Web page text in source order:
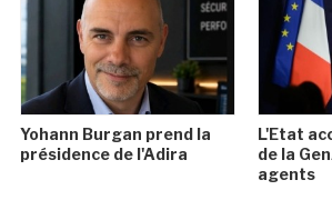
Yohann Burgan prend la
présidence de l'Adira
L'Etat
de la
agents